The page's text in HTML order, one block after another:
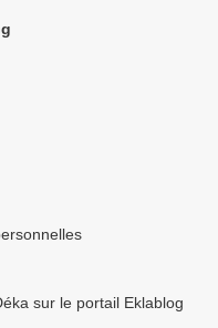
sur le portail Eklablog